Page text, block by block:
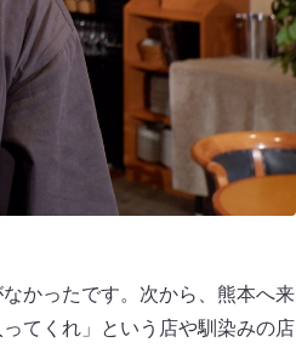
かったです。次から、熊本へ来
てくれ」という店や馴染みの店